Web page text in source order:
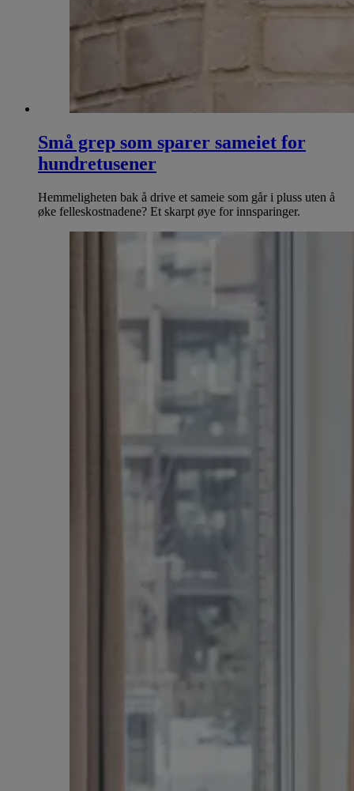
Små grep som sparer sameiet for
hundretusener
Hemmeligheten bak å drive et sameie som går i pluss uten å
øke felleskostnadene? Et skarpt øye for innsparinger.